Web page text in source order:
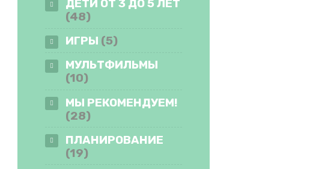
ДЕТИ ОТ 3 ДО 5 ЛЕТ
(48)
ИГРЫ (5)
МУЛЬТФИЛЬМЫ
(10)
МЫ РЕКОМЕНДУЕМ!
(28)
ПЛАНИРОВАНИЕ
(19)